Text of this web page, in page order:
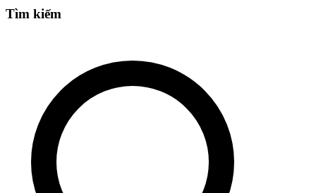
Tìm kiếm